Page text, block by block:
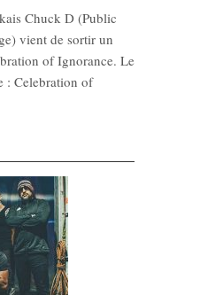
Chuck D (Public
vient de sortir un
of Ignorance. Le
: Celebration of